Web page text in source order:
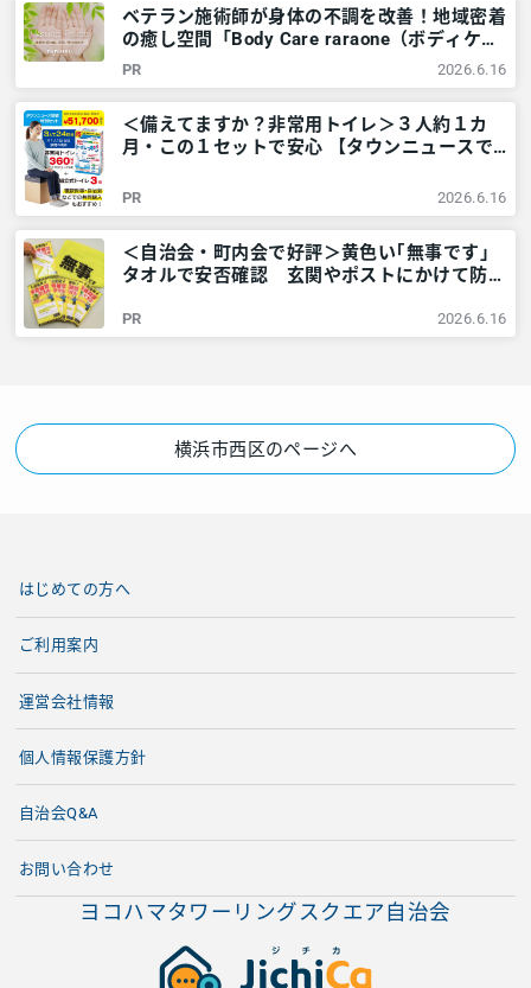
ベテラン施術師が身体の不調を改善！地域密着
の癒し空間「Body Care raraone（ボディケア
ララワン）」＠横浜市西区 – 神奈川・東京多
摩のご近所情報 – レアリア
PR 2026.6.16
＜備えてますか？非常用トイレ＞３人約１カ
月・この１セットで安心 【タウンニュースで
レアリア
PR 2026.6.16
＜自治会・町内会で好評＞黄色い｢無事です｣
タオルで安否確認 玄関やポストにかけて防災
アリア
PR 2026.6.16
横浜市西区のページへ
ヨコハマタワーリングスクエア自治会
はじめての方へ
ご利用案内
運営会社情報
個人情報保護方針
自治会Q&A
お問い合わせ